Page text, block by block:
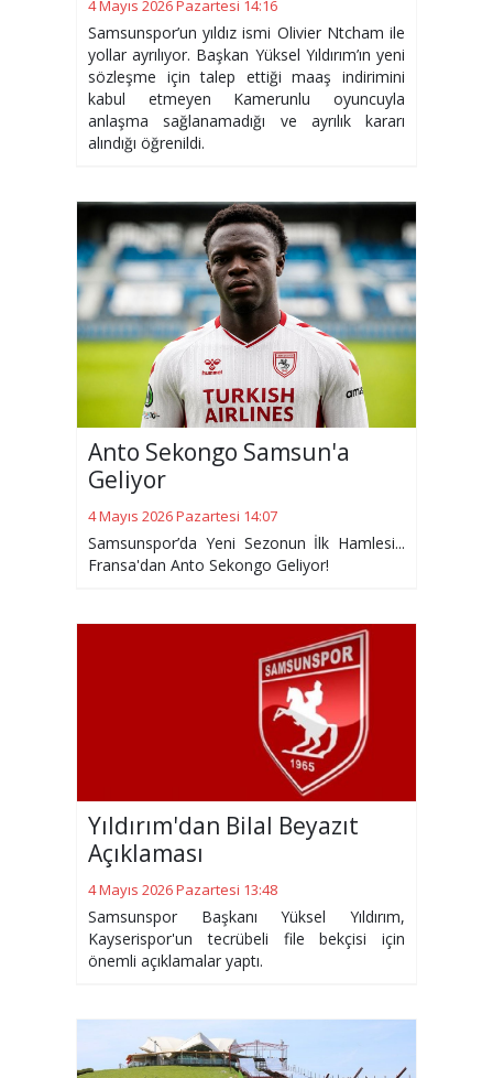
4 Mayıs 2026 Pazartesi 14:16
Samsunspor’un yıldız ismi Olivier Ntcham ile
yollar ayrılıyor. Başkan Yüksel Yıldırım’ın yeni
sözleşme için talep ettiği maaş indirimini
kabul etmeyen Kamerunlu oyuncuyla
anlaşma sağlanamadığı ve ayrılık kararı
alındığı öğrenildi.
Anto Sekongo Samsun'a
Geliyor
4 Mayıs 2026 Pazartesi 14:07
Samsunspor’da Yeni Sezonun İlk Hamlesi...
Fransa'dan Anto Sekongo Geliyor!
Yıldırım'dan Bilal Beyazıt
Açıklaması
4 Mayıs 2026 Pazartesi 13:48
Samsunspor Başkanı Yüksel Yıldırım,
Kayserispor'un tecrübeli file bekçisi için
önemli açıklamalar yaptı.